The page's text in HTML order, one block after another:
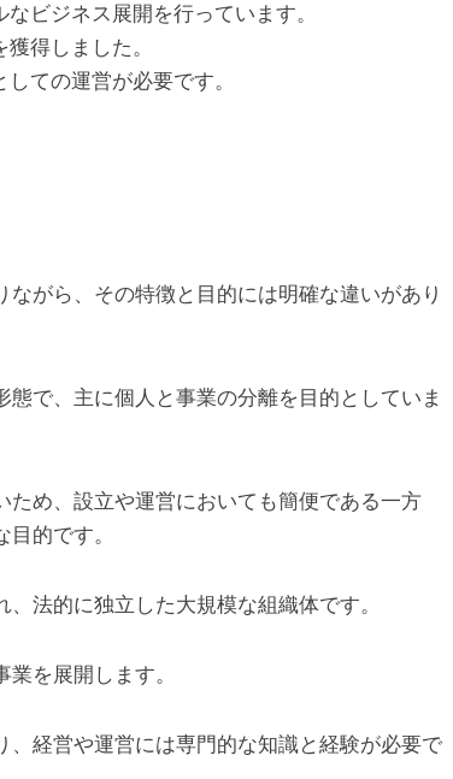
ビジネス展開を行っています。
得しました。
しての運営が必要です。
ながら、その特徴と目的には明確な違いがあり
で、主に個人と事業の分離を目的としていま
め、設立や運営においても簡便である一方
的です。
法的に独立した大規模な組織体です。
を展開します。
経営や運営には専門的な知識と経験が必要で